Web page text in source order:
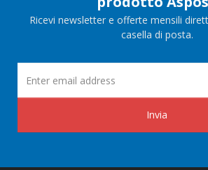
Ricevi newsletter e offerte mensili
casella di posta.
Invia